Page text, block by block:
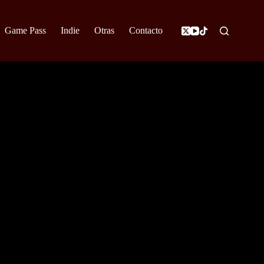
Game Pass Indie Otras Contacto